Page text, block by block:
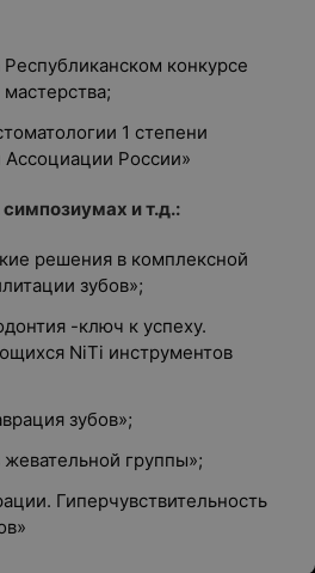
конкурсе
1 степени
России»
симпозиумах и т.д.:
решения в комплексной
зубов»;
-ключ к успеху.
NiTi инструментов
зубов»;
жевательной группы»;
Гиперчувствительность